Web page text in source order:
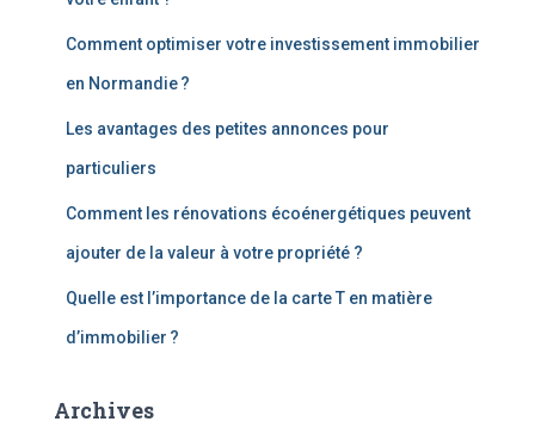
Comment optimiser votre investissement immobilier
en Normandie ?
Les avantages des petites annonces pour
particuliers
Comment les rénovations écoénergétiques peuvent
ajouter de la valeur à votre propriété ?
Quelle est l’importance de la carte T en matière
d’immobilier ?
Archives